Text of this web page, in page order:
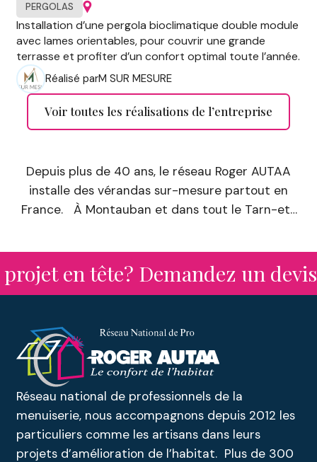
PERGOLAS
Installation d’une pergola bioclimatique double module
avec lames orientables, pour couvrir une grande
terrasse et profiter d’un confort optimal toute l’année.
Réalisé parM SUR MESURE
Voir toutes les réalisations de l’entreprise
Depuis plus de 40 ans, le réseau Roger AUTAA
installe des vérandas sur-mesure partout en
France. À Montauban et dans tout le Tarn-et-
d’extension avec des solutions personnalisées :
vérandas à toit plat, vérandas aluminium, abris
en tête? Demandez un devis à
Réseau national de professionnels de la
menuiserie, nous accompagnons depuis 2012 les
particuliers comme les artisans dans leurs
projets d’amélioration de l’habitat. Plus de 300